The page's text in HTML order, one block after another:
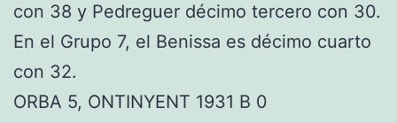
con 38 y Pedreguer décimo tercero con 30.
En el Grupo 7, el Benissa es décimo cuarto
con 32.
ORBA 5, ONTINYENT 1931 B 0